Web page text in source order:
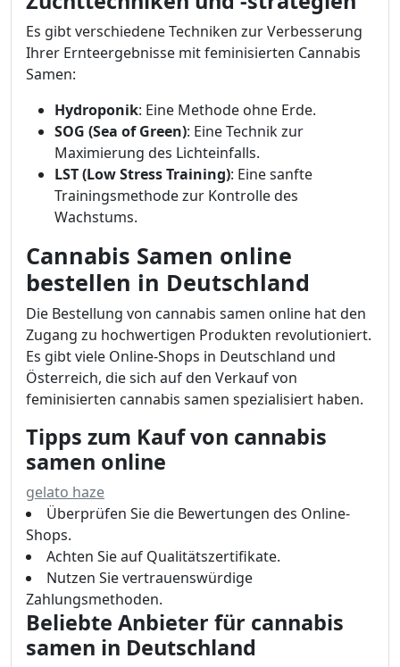
Es gibt verschiedene Techniken zur Verbesserung
Ihrer Ernteergebnisse mit feminisierten Cannabis
Samen:
Hydroponik: Eine Methode ohne Erde.
SOG (Sea of Green): Eine Technik zur
Maximierung des Lichteinfalls.
LST (Low Stress Training): Eine sanfte
Trainingsmethode zur Kontrolle des
Wachstums.
Cannabis Samen online
bestellen in Deutschland
Die Bestellung von cannabis samen online hat den
Zugang zu hochwertigen Produkten revolutioniert.
Es gibt viele Online-Shops in Deutschland und
Österreich, die sich auf den Verkauf von
feminisierten cannabis samen spezialisiert haben.
Tipps zum Kauf von cannabis
samen online
gelato haze
Überprüfen Sie die Bewertungen des Online-
Shops.
Achten Sie auf Qualitätszertifikate.
Nutzen Sie vertrauenswürdige
Zahlungsmethoden.
Beliebte Anbieter für cannabis
samen in Deutschland